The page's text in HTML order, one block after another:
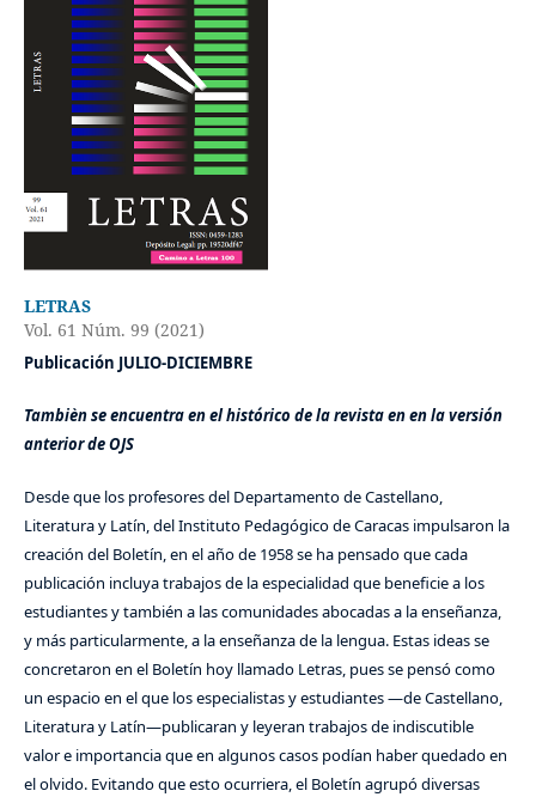
LETRAS
Vol. 61 Núm. 99 (2021)
Publicación JULIO-DICIEMBRE
Tambièn se encuentra en el histórico de la revista en en la versión
anterior de OJS
Desde que los profesores del Departamento de Castellano,
Literatura y Latín, del Instituto Pedagógico de Caracas impulsaron la
creación del Boletín, en el año de 1958 se ha pensado que cada
publicación incluya trabajos de la especialidad que beneficie a los
estudiantes y también a las comunidades abocadas a la enseñanza,
y más particularmente, a la enseñanza de la lengua. Estas ideas se
concretaron en el Boletín hoy llamado Letras, pues se pensó como
un espacio en el que los especialistas y estudiantes —de Castellano,
Literatura y Latín—publicaran y leyeran trabajos de indiscutible
valor e importancia que en algunos casos podían haber quedado en
el olvido. Evitando que esto ocurriera, el Boletín agrupó diversas